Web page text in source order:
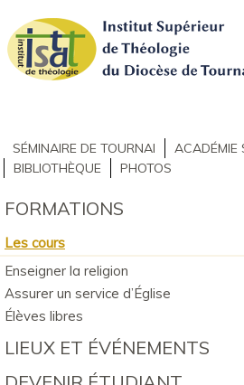
SÉMINAIRE DE TOURNAI
ACADÉMIE
BIBLIOTHÈQUE
PHOTOS
FORMATIONS
Les cours
Enseigner la religion
Assurer un service d’Église
Élèves libres
LIEUX ET ÉVÉNEMENTS